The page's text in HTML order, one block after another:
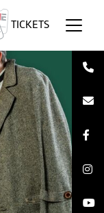
TICKETS